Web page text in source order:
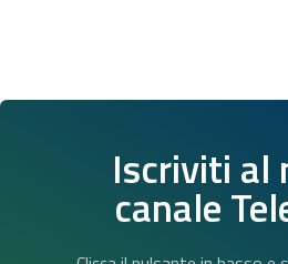
Iscriviti al
canale